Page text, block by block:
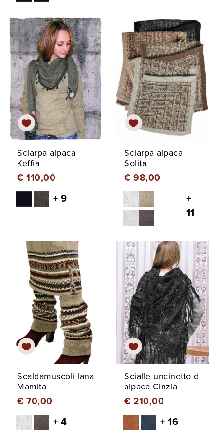
Sciarpa alpaca
Keffia
€ 110,00
+ 9
Sciarpa alpaca
Solita
€ 98,00
+
11
Scaldamuscoli lana
Mamita
€ 70,00
+ 4
Scialle uncinetto di
alpaca Cinzia
€ 210,00
+ 16